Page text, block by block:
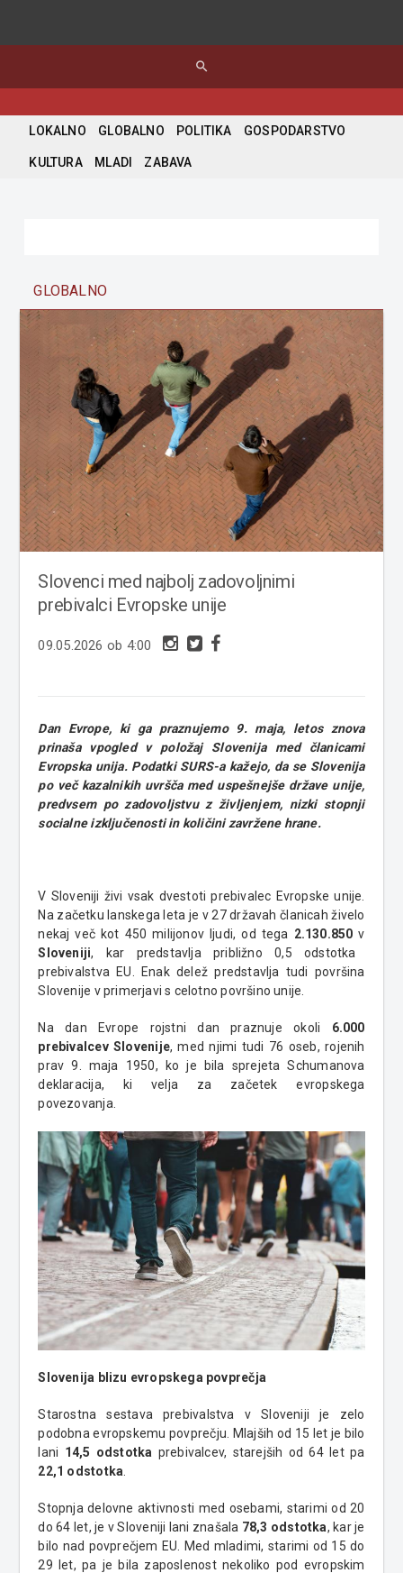
search
LOKALNO GLOBALNO POLITIKA GOSPODARSTVO
KULTURA MLADI ZABAVA
GLOBALNO
Slovenci med najbolj zadovoljnimi
prebivalci Evropske unije
09.05.2026 ob 4:00
Dan Evrope, ki ga praznujemo 9. maja, letos znova
prinaša vpogled v položaj Slovenija med članicami
Evropska unija. Podatki SURS-a kažejo, da se Slovenija
po več kazalnikih uvršča med uspešnejše države unije,
predvsem po zadovoljstvu z življenjem, nizki stopnji
socialne izključenosti in količini zavržene hrane.
V Sloveniji živi vsak dvestoti prebivalec Evropske unije.
Na začetku lanskega leta je v 27 državah članicah živelo
nekaj več kot 450 milijonov ljudi, od tega 2.130.850v
Sloveniji, kar predstavlja približno 0,5 odstotka
prebivalstva EU. Enak delež predstavlja tudi površina
Slovenije v primerjavi s celotno površino unije.
Na dan Evrope rojstni dan praznuje okoli 6.000
prebivalcev Slovenije, med njimi tudi 76 oseb, rojenih
prav 9. maja 1950, ko je bila sprejeta Schumanova
deklaracija, ki velja za začetek evropskega
povezovanja.
Slovenija blizu evropskega povprečja
Starostna sestava prebivalstva v Sloveniji je zelo
podobna evropskemu povprečju. Mlajših od 15 let je bilo
lani 14,5 odstotka prebivalcev, starejših od 64 let pa
22,1 odstotka
Stopnja delovne aktivnosti med osebami, starimi od 20
do 64 let, je v Sloveniji lani znašala 78,3 odstotka, kar je
bilo nad povprečjem EU. Med mladimi, starimi od 15 do
29 let, pa je bila zaposlenost nekoliko pod evropskim